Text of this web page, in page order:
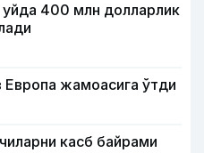
400 млн долларлик
жамоасига ўтди
касб байрами